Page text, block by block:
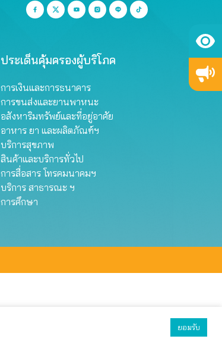
ประเด็นคุ้มครองผู้บริโภค
การเงินและการธนาคาร
การขนส่งและยานพาหนะ
อสังหาริมทรัพย์และที่อยู่อาศัย
อาหาร ยา และผลิตภัณฑ์ฯ
บริการสุขภาพ
สินค้าและบริการทั่วไป
การสื่อสาร โทรคมนาคมฯ
บริการ สาธารณะ ฯ
การศึกษา
ยอมรับ